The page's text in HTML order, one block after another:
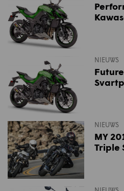
NIEUWS
NIEUWS
MY
Triple